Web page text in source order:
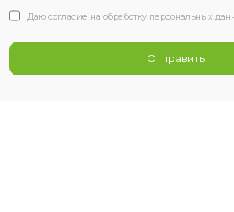
Даю согласие на обработку персональных
Отправить